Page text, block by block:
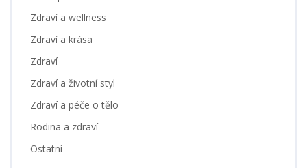
Zdraví a wellness
Zdraví a krása
Zdraví
Zdraví a životní styl
Zdraví a péče o tělo
Rodina a zdraví
Ostatní